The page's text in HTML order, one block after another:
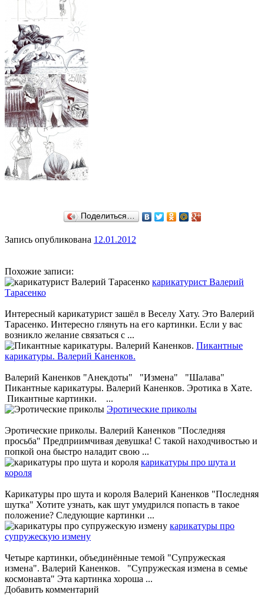
Поделиться…
Запись опубликована 12.01.2012
Похожие записи:
карикатурист Валерий
Тарасенко
Интересный карикатурист зашёл в Веселу Хату. Это Валерий
Тарасенко. Интересно глянуть на его картинки. Если у вас
возникло желание связаться с ...
Пикантные
карикатуры. Валерий Каненков.
Валерий Каненков "Анекдоты" "Измена" "Шалава"
Пикантные карикатуры. Валерий Каненков. Эротика в Хате.
Пикантные картинки. ...
Эротические приколы
Эротические приколы. Валерий Каненков "Последняя
просьба" Предприимчивая девушка! С такой находчивостью и
попкой она быстро наладит свою ...
карикатуры про шута и
короля
Карикатуры про шута и короля Валерий Каненков "Последняя
шутка" Хотите узнать, как шут умудрился попасть в такое
положение? Следующие картинки ...
карикатуры про
супружескую измену
Четыре картинки, объединённые темой "Супружеская
измена". Валерий Каненков. "Супружеская измена в семье
космонавта" Эта картинка хороша ...
Добавить комментарий